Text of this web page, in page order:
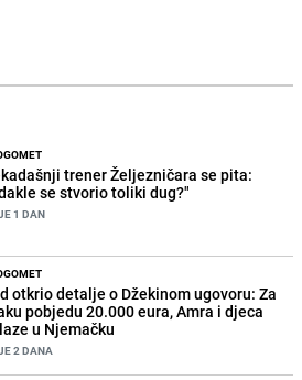
trener Željezničara se pita:
se stvorio toliki dug?"
1 DAN
otkrio detalje o Džekinom ugovoru: Za
pobjedu 20.000 eura, Amra i djeca
u Njemačku
2 DANA